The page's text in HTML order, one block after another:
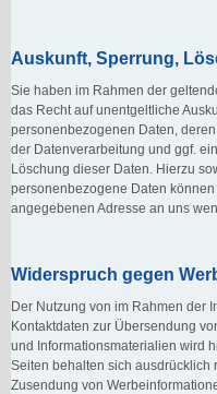
Auskunft, Sperrung,
Sie haben im Rahmen der
das Recht auf unentgeltliche
personenbezogenen Daten,
der Datenverarbeitung und ggf.
Löschung dieser Daten. Hierzu
personenbezogene Daten
angegebenen Adresse an uns
Widerspruch gegen
Der Nutzung von im Rahmen der
Kontaktdaten zur Übersendung
und Informationsmaterialien wird
Seiten behalten sich ausdrücklich
Zusendung von